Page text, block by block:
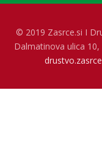
© 2019 Zasrce.si I
Dalmatinova ulica